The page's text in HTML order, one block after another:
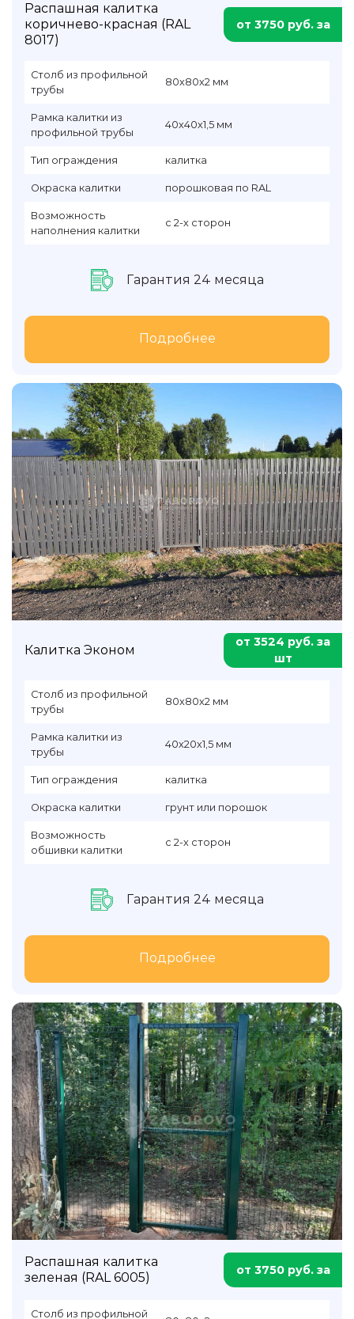
Распашная калитка
коричнево-красная (RAL
8017)
от 3750 руб. за
Столб из профильной
трубы
80х80х2 мм
Рамка калитки из
профильной трубы
40х40х1,5 мм
Тип ограждения калитка
Окраска калитки порошковая по RAL
Возможность
наполнения калитки
с 2-х сторон
Гарантия 24 месяца
Подробнее
Калитка Эконом
от 3524 руб. за
шт
Столб из профильной
трубы
80х80х2 мм
Рамка калитки из
трубы
40х20х1,5 мм
Тип ограждения калитка
Окраска калитки грунт или порошок
Возможность
обшивки калитки
с 2-х сторон
Гарантия 24 месяца
Подробнее
Распашная калитка
зеленая (RAL 6005)
от 3750 руб. за
Столб из профильной